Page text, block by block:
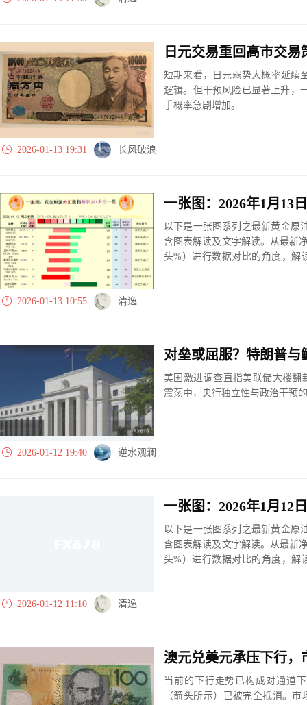
日元交易重回高市交
短期来看，日元弱势大概率延续
逻辑。但干预风险已显著上升，
手概率急剧增加。
2026-01-13 19:31 长风破浪
以下是一张图系列之最新黄金原
含图表解读及文字解读。从最新
头%）进行数据对比的角度，解
2026-01-13 10:55
清逸
对垒或屈服？特朗普与
美国激进调查直指美联储大楼翻
震荡中，央行独立性与政治干预
2026-01-12 19:40 逆水观澜
以下是一张图系列之最新黄金原
含图表解读及文字解读。从最新
头%）进行数据对比的角度，解
2026-01-12 11:10
清逸
澳元兑美元承压下行，
当前的下行走势已构成对通道
（箭头所示）已被完全抵消。